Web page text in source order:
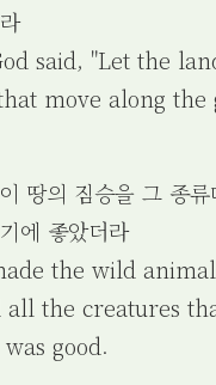
said, "Let the
move along
땅의 짐승을 그 종
에 좋았더라
the wild
all the creatures
good.